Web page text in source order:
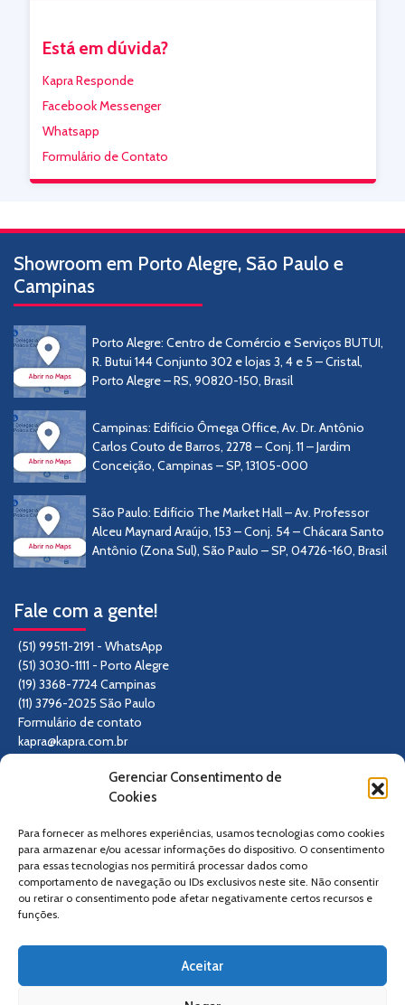
Gerenciar Consentimento de
Cookies
Para fornecer as melhores experiências, usamos tecnologias como cookies
para armazenar e/ou acessar informações do dispositivo. O consentimento
para essas tecnologias nos permitirá processar dados como
comportamento de navegação ou IDs exclusivos neste site. Não consentir
ou retirar o consentimento pode afetar negativamente certos recursos e
funções.
Aceitar
Está em dúvida?
Kapra Responde
Facebook Messenger
Whatsapp
Formulário de Contato
Showroom em Porto Alegre, São Paulo e
Campinas
Porto Alegre: Centro de Comércio e Serviços BUTUI,
R. Butui 144 Conjunto 302 e lojas 3, 4 e 5 – Cristal,
Porto Alegre – RS, 90820-150, Brasil
Campinas: Edifício Ômega Office, Av. Dr. Antônio
Carlos Couto de Barros, 2278 – Conj. 11 – Jardim
Conceição, Campinas – SP, 13105-000
São Paulo: Edifício The Market Hall – Av. Professor
Alceu Maynard Araújo, 153 – Conj. 54 – Chácara Santo
Antônio (Zona Sul), São Paulo – SP, 04726-160, Brasil
Fale com a gente!
(51) 99511-2191 - WhatsApp
(51) 3030-1111 - Porto Alegre
(19) 3368-7724 Campinas
(11) 3796-2025 São Paulo
Formulário de contato
kapra@kapra.com.br